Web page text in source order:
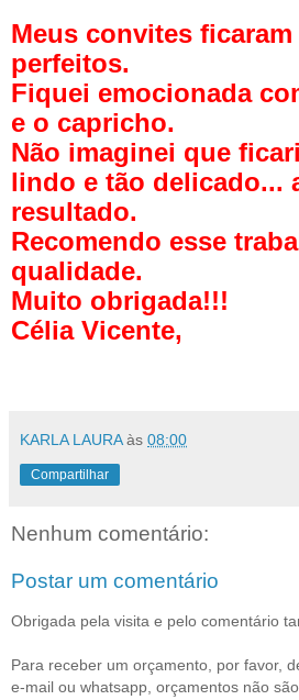
Meus convites
perfeitos.
Fiquei emocionada
e o capricho.
Não imaginei que
lindo e tão delicado...
resultado.
Recomendo esse
qualidade.
Muito obrigada!!!
Célia Vicente,
KARLA LAURA às 08:00
Compartilhar
Nenhum comentário:
Postar um comentário
Obrigada pela visita e pelo comentário
Para receber um orçamento, por favor,
e-mail ou whatsapp, orçamentos não são